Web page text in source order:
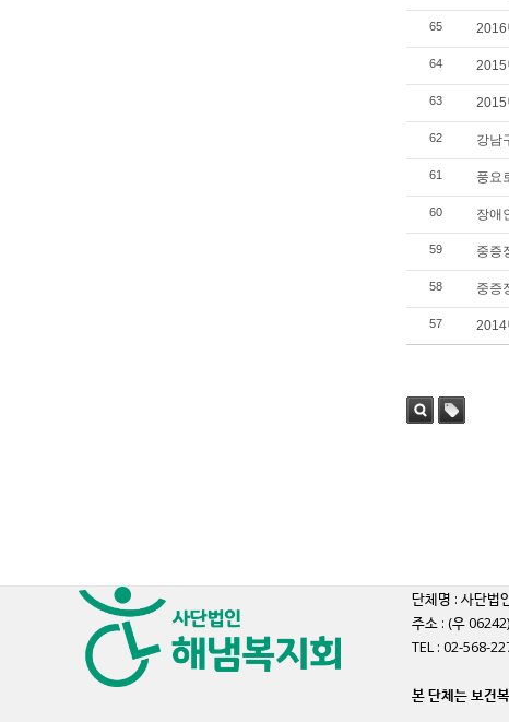
65 2016
64 2015
63 2015
62 강남
61 풍요
60 장애
59 중증
58 중증
57 2014
단체명 : 사단법
주소 : (우
TEL : 02-568-
본 단체는 보건